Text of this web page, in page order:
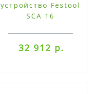
устройство Festool
SCA 16
32 912 р.